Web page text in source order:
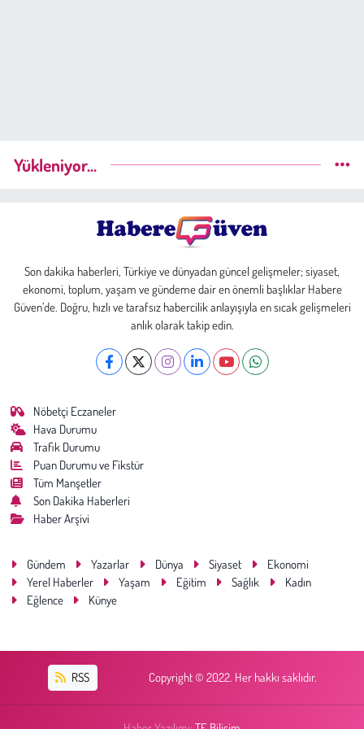
Yükleniyor...
Son dakika haberleri, Türkiye ve dünyadan güncel gelişmeler; siyaset,
ekonomi, toplum, yaşam ve gündeme dair en önemli başlıklar Habere
Güven’de. Doğru, hızlı ve tarafsız habercilik anlayışıyla en sıcak gelişmeleri
anlık olarak takip edin.
Nöbetçi Eczaneler
Hava Durumu
Trafik Durumu
Puan Durumu ve Fikstür
Tüm Manşetler
Son Dakika Haberleri
Haber Arşivi
Gündem Yazarlar Dünya Siyaset
Ekonomi
Yerel Haberler
Yaşam Eğitim Sağlık
Kadın
Eğlence
Künye
RSS Copyright © 2022. Her hakkı saklıdır.